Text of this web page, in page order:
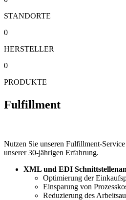
STANDORTE
0
HERSTELLER
0
PRODUKTE
Fulfillment
Nutzen Sie unseren Fulfillment-
unserer 30-jährigen Erfahrung.
XML und EDI
Optimierung der
Einsparung von
Reduzierung des